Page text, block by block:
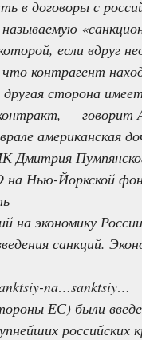
в договоры с
если вдруг
контрагент
сторона
— говорит
американская
Дмитрия
Нью-Йоркской
на экономику
санкций.
na…sanktsiy…
ЕС) были
российских